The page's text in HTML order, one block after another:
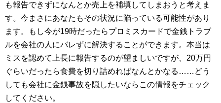
も報告できずになんとか売上を補填してしまおうと考えま
す。今まさにあなたもその状況に陥っている可能性があり
ます。もし今が19時だったらプロミスカードで金銭トラブ
ルを会社の人にバレずに解決することができます。本当は
ミスを認めて上長に報告するのが望ましいですが、20万円
ぐらいだったら食費を切り詰めればなんとかなる……どう
しても会社に金銭事故を隠したいならこの情報をチェック
してください。